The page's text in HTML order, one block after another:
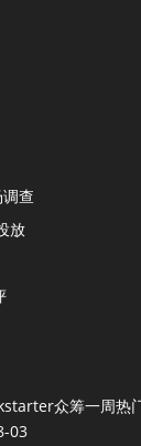
查
放
众筹一周热
03